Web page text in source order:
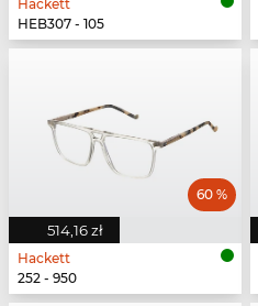
Hackett
HEB307 - 105
514,16 zł
60 %
Hackett
252 - 950